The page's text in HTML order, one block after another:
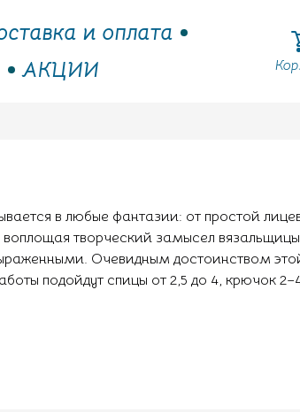
и оплата
АКЦИИ
в любые фантазии: от простой
творческий замысел
Очевидным достоинством
подойдут спицы от 2,5 до 4, крючок